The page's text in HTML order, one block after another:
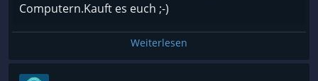
Computern.Kauft es euch ;-)
Weiterlesen